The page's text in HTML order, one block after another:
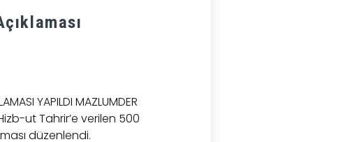
YAPILDI MAZLUMDER
ut Tahrir’e verilen 500
düzenlendi.